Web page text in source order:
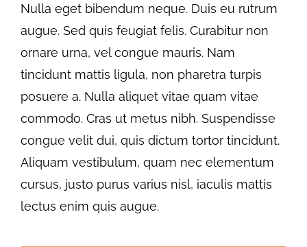
Nulla eget bibendum neque. Duis eu rutrum
augue. Sed quis feugiat felis. Curabitur non
ornare urna, vel congue mauris. Nam
tincidunt mattis ligula, non pharetra turpis
posuere a. Nulla aliquet vitae quam vitae
commodo. Cras ut metus nibh. Suspendisse
congue velit dui, quis dictum tortor tincidunt.
Aliquam vestibulum, quam nec elementum
cursus, justo purus varius nisl, iaculis mattis
lectus enim quis augue.